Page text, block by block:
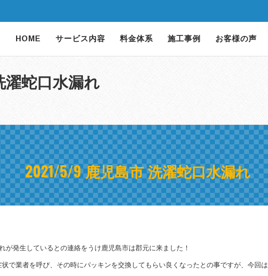
HOME サービス内容 料金体系 施工事例 お客様の声
濯蛇口水漏れ
2021/5/9 鹿児島市 洗濯蛇口水漏れ
が発生しているとの連絡をうけ鹿児島市は郡元に来ました！
で業者を呼び、その時にパッキンを交換してもらい良くなったとの事ですが、今回